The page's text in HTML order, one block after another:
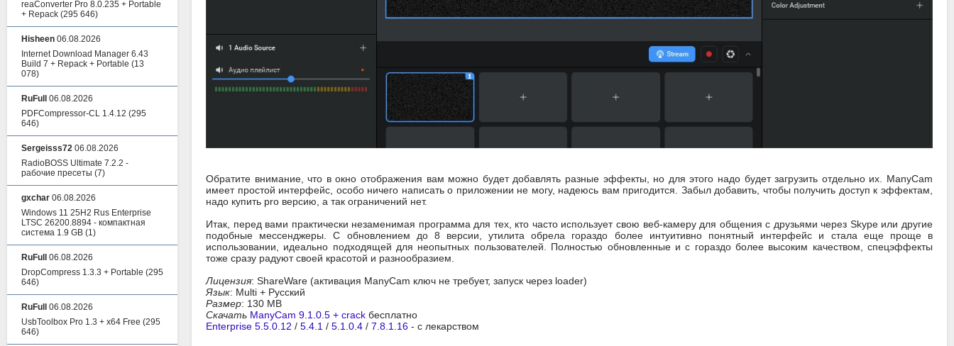
Обратите внимание, что в окно отображения вам можно будет добавлять разные эффекты, но для этого надо будет загрузить отдельно их. ManyCam
имеет простой интерфейс, особо ничего написать о приложении не могу, надеюсь вам пригодится. Забыл добавить, чтобы получить доступ к эффектам,
надо купить pro версию, а так ограничений нет.
Итак, перед вами практически незаменимая программа для тех, кто часто использует свою веб-камеру для общения с друзьями через Skype или другие
подобные мессенджеры. С обновлением до 8 версии, утилита обрела гораздо более интуитивно понятный интерфейс и стала еще проще в
использовании, идеально подходящей для неопытных пользователей. Полностью обновленные и с гораздо более высоким качеством, спецэффекты
тоже сразу радуют своей красотой и разнообразием.
Лицензия: ShareWare (активация ManyCam ключ не требует, запуск через loader)
Язык: Multi + Русский
Размер: 130 MB
Скачать ManyCam 9.1.0.5 + crack бесплатно
Enterprise 5.5.0.12 / 5.4.1 / 5.1.0.4 / 7.8.1.16 - с лекарством
reaConverter Pro 8.0.235 + Portable
+ Repack (295 646)
Hisheen 06.08.2026
Internet Download Manager 6.43
Build 7 + Repack + Portable (13
078)
RuFull
06.08.2026
PDFCompressor-CL 1.4.12 (295
646)
Sergeisss72 06.08.2026
RadioBOSS Ultimate 7.2.2 -
рабочие пресеты (7)
gxchar 06.08.2026
Windows 11 25H2 Rus Enterprise
LTSC 26200.8894 - компактная
система 1.9 GB (1)
RuFull
06.08.2026
DropCompress 1.3.3 + Portable (295
646)
RuFull
06.08.2026
UsbToolbox Pro 1.3 + x64 Free (295
646)